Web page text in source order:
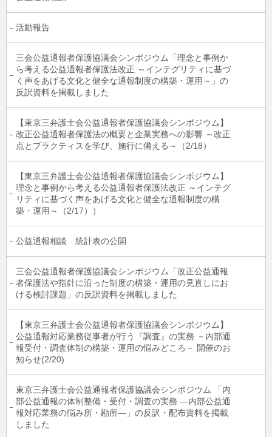
活動報告
三会公益通報者保護協議会シンポジウム「理念と事例か
ら考える公益通報者保護法改正 ～インテグリティに基づ
く声をあげる文化と健全な通報制度の構築・運用～」の
反訳資料を掲載しました
【東京三弁護士会公益通報者保護協議会シンポジウム】
改正公益通報者保護法の概要と企業実務への影響 ～改正
点とプラクティスを学び、施行に備える～（2/18）
【東京三弁護士会公益通報者保護協議会シンポジウム】
理念と事例から考える公益通報者保護法改正 ～インテグ
リティに基づく声をあげる文化と健全な通報制度の構
築・運用～（2/17））
公益通報相談 統計表の公開
三会公益通報者保護協議会シンポジウム「改正公益通報
者保護法や指針に沿った制度の構築・運用の見直しにお
ける検討課題」の反訳資料を掲載しました
【東京三弁護士会公益通報者保護協議会シンポジウム】
公益通報対応業務従事者が行う『調査』の実務 －内部通
報受付・調査体制の構築・運用の悩みどころ－ 開催のお
知らせ(2/20)
東京三弁護士会公益通報者保護協議会シンポジウム 「内
部公益通報の体制整備・受付・調査の実務 ―内部公益通
報対応業務の悩み所・勘所―」の反訳・配布資料を掲載
しました